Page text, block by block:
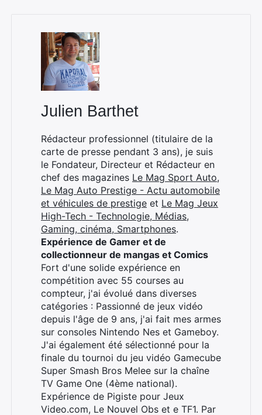
Julien Barthet
Rédacteur professionnel (titulaire de la
carte de presse pendant 3 ans), je suis
le Fondateur, Directeur et Rédacteur en
chef des magazines Le Mag Sport Auto,
Le Mag Auto Prestige - Actu automobile
et véhicules de prestige et Le Mag Jeux
High-Tech - Technologie, Médias,
Gaming, cinéma, Smartphones.
Expérience de Gamer et de
collectionneur de mangas et Comics
Fort d'une solide expérience en
compétition avec 55 courses au
compteur, j'ai évolué dans diverses
catégories : Passionné de jeux vidéo
depuis l'âge de 9 ans, j'ai fait mes armes
sur consoles Nintendo Nes et Gameboy.
J'ai également été sélectionné pour la
finale du tournoi du jeu vidéo Gamecube
Super Smash Bros Melee sur la chaîne
TV Game One (4ème national).
Expérience de Pigiste pour Jeux
Video.com, Le Nouvel Obs et e TF1. Par